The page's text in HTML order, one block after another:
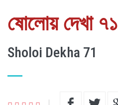
ষোলোয় দেখা ৭১
Sholoi Dekha 71